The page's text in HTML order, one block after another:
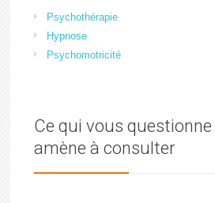
Psychothérapie
Hypnose
Psychomotricité
Ce qui vous
amène à consulter